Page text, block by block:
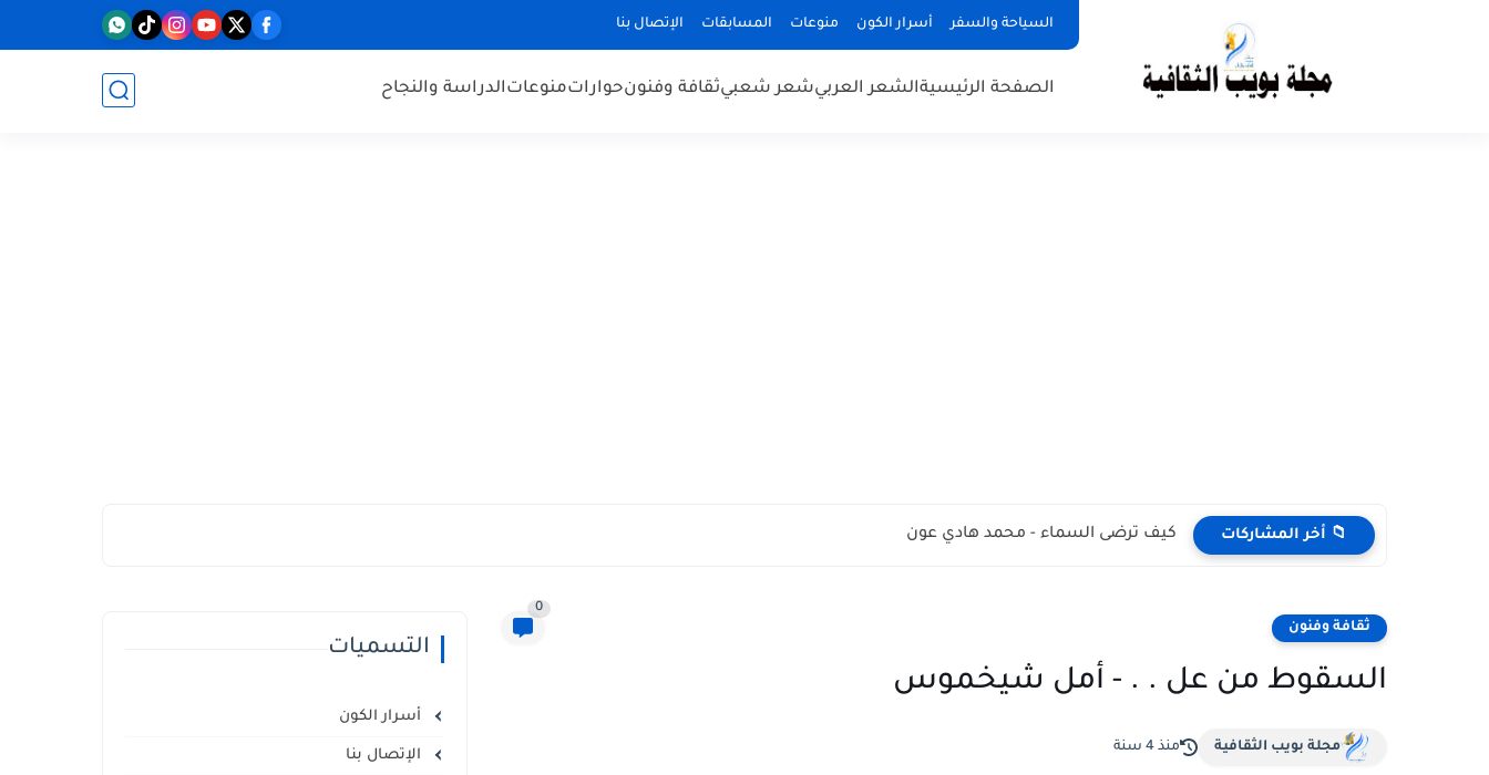
السياحة والسفر أسرار الكون منوعات المسابقات الإتصال بنا
الصفحة الرئيسيةالشعر العربيشعر شعبيثقافة وفنونحواراتمنوعاتالدراسة والنجاح
📁 أخر المشاركات كيف ترضى السماء - محمد هادي عون
ثقافة وفنون
0
السقوط من عل . . - أمل شيخموس
مجلة بويب الثقافية منذ 4 سنة
التسميات
أسرار الكون
الإتصال بنا